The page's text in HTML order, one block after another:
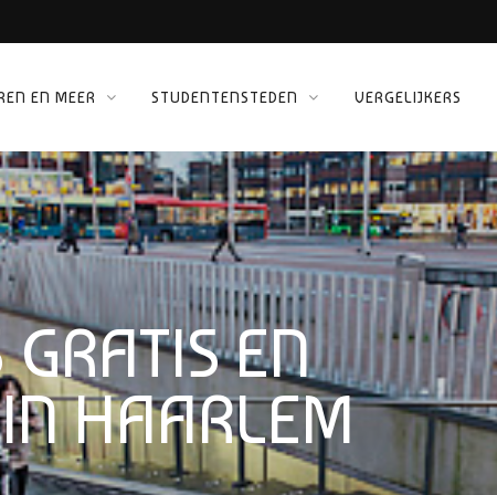
EN MEER STUDENTENSTEDEN VERGELIJKERS
GRATIS EN
HAARLEM